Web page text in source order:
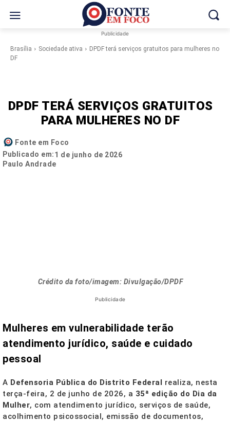
Publicidade
Brasília Sociedade ativa
DPDF terá serviços gratuitos para mulheres no
DF
DPDF TERÁ SERVIÇOS GRATUITOS
PARA MULHERES NO DF
Fonte em Foco
Publicado em:1 de junho de 2026
Paulo Andrade
Crédito da foto/imagem: Divulgação/DPDF
Publicidade
Mulheres em vulnerabilidade terão
atendimento jurídico, saúde e cuidado
pessoal
A Defensoria Pública do Distrito Federal realiza, nesta
terça-feira, 2 de junho de 2026, a 35ª edição do Dia da
Mulher, com atendimento jurídico, serviços de saúde,
acolhimento psicossocial, emissão de documentos,